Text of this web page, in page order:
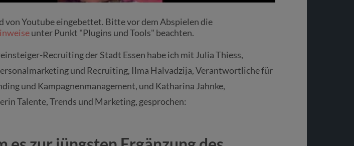
von Youtube eingebettet. Bitte vor dem Abspielen die
unter Punkt "Plugins und Tools" beachten.
Recruiting der Stadt Essen habe ich mit Julia Thiess,
und Recruiting, Ilma Halvadzija, Verantwortliche für
und Kampagnenmanagement, und Katharina Jahnke,
Talente, Trends und Marketing, gesprochen: